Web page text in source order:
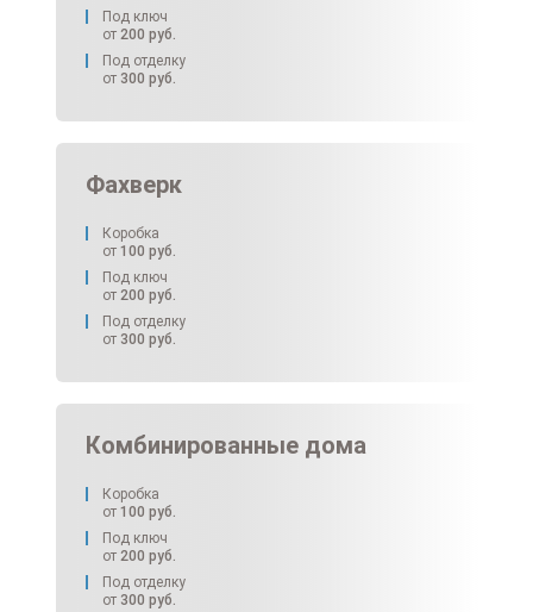
Под ключ
от 200 руб.
Под отделку
от 300 руб.
Фахверк
Коробка
от 100 руб.
Под ключ
от 200 руб.
Под отделку
от 300 руб.
Комбинированные дома
Коробка
от 100 руб.
Под ключ
от 200 руб.
Под отделку
от 300 руб.